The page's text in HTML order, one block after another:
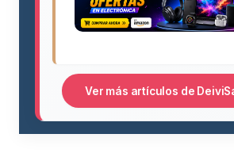
Ver más artículos de